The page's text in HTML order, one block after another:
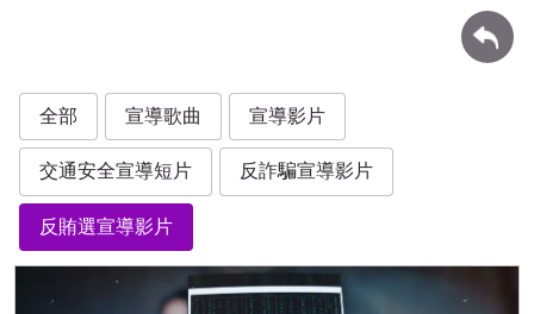
回上一頁
全部 宣導歌曲 宣導影片
交通安全宣導短片 反詐騙宣導影片
反賄選宣導影片